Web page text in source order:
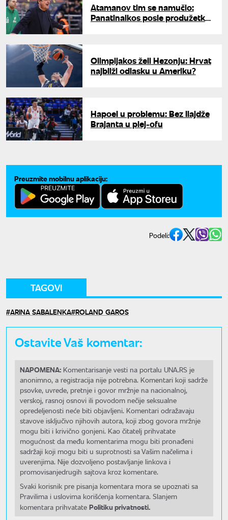
Atamanov tim se namučio:
Panatinaikos posle produžetka
Olimpijakos želi Hezonju: Hrvat
najbliži odlasku u Ameriku?
Hapoel u problemu: Bez Ilajdže
Brajanta u plej-ofu
Preuzmite mobilnu aplikaciju:
Podeli:
TAGOVI
ARINA SABALENKA ROLAND GAROS
Ostavite Vaš komentar:
NAPOMENA: Komentarisanje vesti na portalu UNA.RS je
anonimno, a registracija nije potrebna. Komentari koji sadrže
psovke, uvrede, pretnje i govor mržnje na nacionalnoj,
verskoj, rasnoj osnovi ili povodom nečije seksualne
opredeljenosti neće biti objavljeni. Komentari odražavaju
stavove isključivo njihovih autora, koji zbog govora mržnje
mogu biti i krivično gonjeni. Kao čitatelj prihvatate
mogućnost da među komentarima mogu biti pronađeni
sadržaji koji mogu biti u suprotnosti sa Vašim načelima i
uverenjima. Nije dozvoljeno postavljanje linkova i
promovisanjedrugih sajtova kroz komentare.
Svaki korisnik pre pisanja komentara mora se upoznati sa
Pravilima i uslovima korišćenja komentara. Slanjem
komentara prihvatate Politiku privatnosti.